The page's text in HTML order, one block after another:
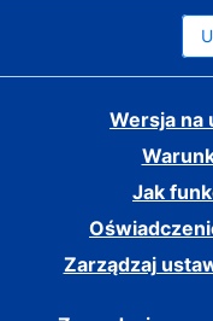
Wersja na
Jak
Zarządzaj